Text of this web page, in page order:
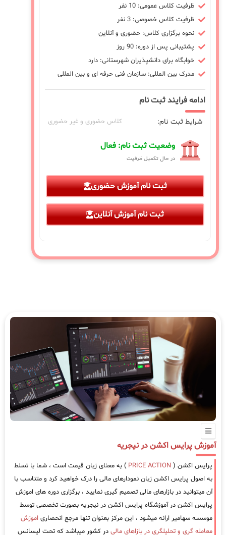
ظرفیت کلاس عمومی: 10 نفر
ظرفیت کلاس خصوصی: 3 نفر
نحوه برگزاری کلاس: حضوری و آنلاین
پشتیبانی پس از دوره: 90 روز
خوابگاه برای دانشپذیران شهرستانی: دارد
مدرک بین المللی: سازمان فنی حرفه ای و بین المللی
ادامه فرایند ثبت نام
شرایط ثبت نام: کلاس حضوری و غیر حضوری
وضعیت ثبت نام: فعال
در حال تکمیل ظرفیت
ثبت نام آموزش حضوری
ثبت نام آموزش آنلاین
آموزش پرایس اکشن در نیجریه
پرایس اکشن ( PRICE ACTION ) به معنای زبان قیمت است ، شما با تسلط
به اصول پرایس اکشن زبان نمودارهای مالی را درک خواهید کرد و متناسب با
آن میتوانید در بازارهای مالی تصمیم گیری نمایید ، برگزاری دوره های اموزش
پرایس اکشن در آموزشگاه پرایس اکشن در نیجریه بصورت تخصصی توسط
موسسه سهامیر ارائه میشود ، این مرکز بعنوان تنها مرجع انحصاری اموزش
معامله گری و تحلیلگری در بازاهای مالی در کشور میباشد که تحت لیسانس